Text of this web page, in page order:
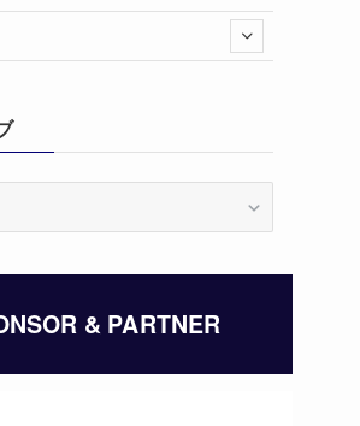
& PARTNER